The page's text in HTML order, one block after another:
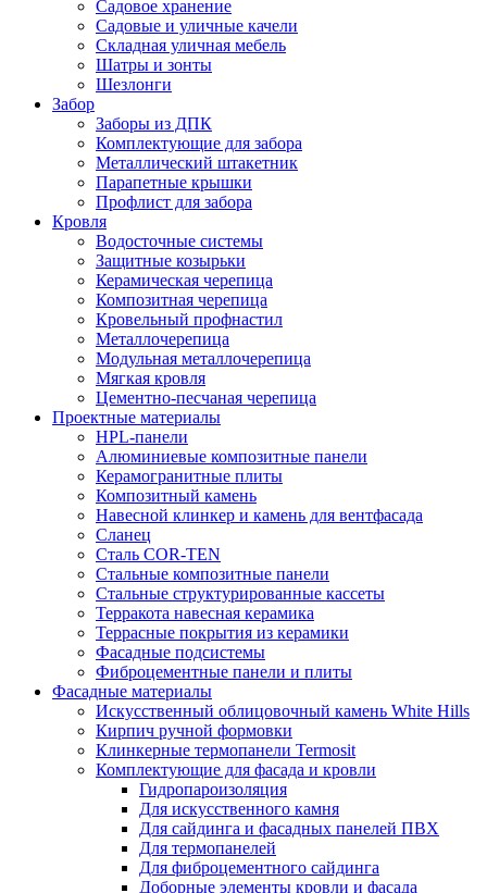
Садовое хранение
Садовые и уличные качели
Складная уличная мебель
Шатры и зонты
Шезлонги
Забор
Заборы из ДПК
Комплектующие для забора
Металлический штакетник
Парапетные крышки
Профлист для забора
Кровля
Водосточные системы
Защитные козырьки
Керамическая черепица
Композитная черепица
Кровельный профнастил
Металлочерепица
Модульная металлочерепица
Мягкая кровля
Цементно-песчаная черепица
Проектные материалы
HPL-панели
Алюминиевые композитные панели
Керамогранитные плиты
Композитный камень
Навесной клинкер и камень для вентфасада
Сланец
Сталь COR-TEN
Стальные композитные панели
Стальные структурированные кассеты
Терракота навесная керамика
Террасные покрытия из керамики
Фасадные подсистемы
Фиброцементные панели и плиты
Фасадные материалы
Искусственный облицовочный камень White Hills
Кирпич ручной формовки
Клинкерные термопанели Termosit
Комплектующие для фасада и кровли
Гидропароизоляция
Для искусственного камня
Для сайдинга и фасадных панелей ПВХ
Для термопанелей
Для фиброцементного сайдинга
Доборные элементы кровли и фасада